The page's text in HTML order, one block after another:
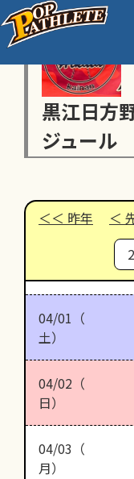
黒江日方
ジュール
昨年
04/01（
土）
04/02（
日）
04/03（
月）